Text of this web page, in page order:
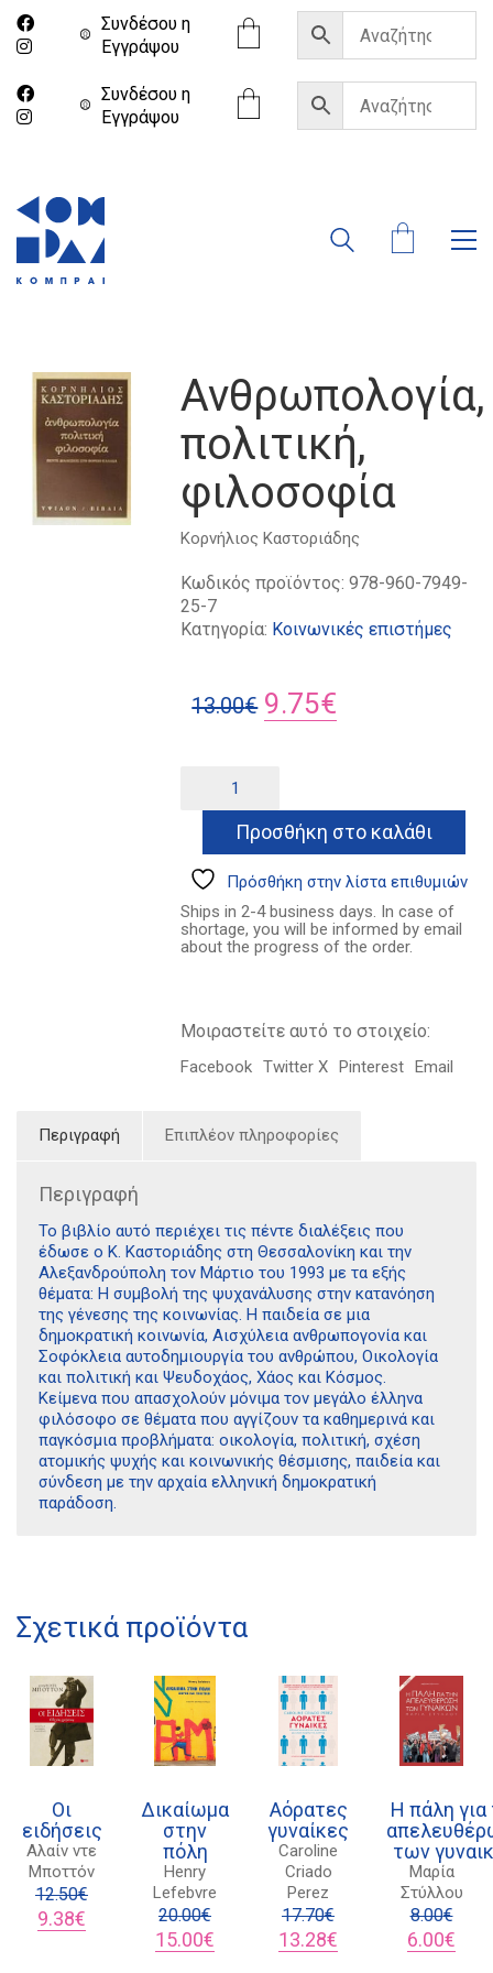
Συνδέσου η
Eγγράψου
Συνδέσου η
Eγγράψου
Ανθρωπολογία,
πολιτική,
φιλοσοφία
Κορνήλιος Καστοριάδης
Κωδικός προϊόντος:978-960-7949-
25-7
Κατηγορία: Κοινωνικές επιστήμες
13.00€ Original
13.00€.
9.75€
είναι:
9.75€.
πολιτική,
φιλοσοφία
ποσότηταΠροσθήκη στο καλάθι
Πρόσθήκη στην λίστα επιθυμιών
Ships in 2-4 business days. In case of
shortage, you will be informed by email
about the progress of the order.
Μοιραστείτε αυτό το στοιχείο:
Facebook Twitter X Pinterest Email
Περιγραφή Επιπλέον πληροφορίες
Περιγραφή
Το βιβλίο αυτό περιέχει τις πέντε διαλέξεις που
έδωσε ο Κ. Καστοριάδης στη Θεσσαλονίκη και την
Αλεξανδρούπολη τον Μάρτιο του 1993 με τα εξής
θέματα: Η συμβολή της ψυχανάλυσης στην κατανόηση
της γένεσης της κοινωνίας. Η παιδεία σε μια
δημοκρατική κοινωνία, Αισχύλεια ανθρωπογονία και
Σοφόκλεια αυτοδημιουργία του ανθρώπου, Οικολογία
και πολιτική και Ψευδοχάος, Χάος και Κόσμος.
Κείμενα που απασχολούν μόνιμα τον μεγάλο έλληνα
φιλόσοφο σε θέματα που αγγίζουν τα καθημερινά και
παγκόσμια προβλήματα: οικολογία, πολιτική, σχέση
ατομικής ψυχής και κοινωνικής θέσμισης, παιδεία και
σύνδεση με την αρχαία ελληνική δημοκρατική
παράδοση.
Σχετικά προϊόντα
Οι
ειδήσεις
Αλαίν ντε
Μποττόν
12.50€
Original
price
9.38€
τρέχουσα
Δικαίωμα
στην
πόλη
Henry
Lefebvre
20.00€
Original
price
15.00€
τρέχουσα
Αόρατες
γυναίκες
Caroline
Criado
Perez
17.70€
Original
price
13.28€
τρέχουσα
Η πάλη για
των
Μαρία
Στύλλου
8.00€
Original
price
6.00€
21 1750 8340
Πολιτική προστασίας δεδομένων
Πολιτική επιστροφών
Τρόποι Πληρωμής
Όροι χρήσης